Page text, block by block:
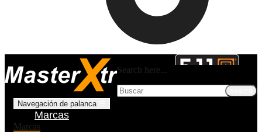
Search here...
Navegación de palanca
Marcas
Marcas